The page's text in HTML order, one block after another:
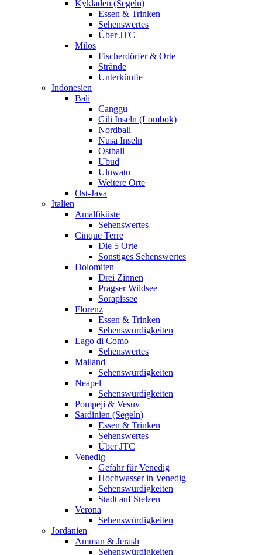
Kykladen (Segeln)
Essen & Trinken
Sehenswertes
Über JTC
Milos
Fischerdörfer & Orte
Strände
Unterkünfte
Indonesien
Bali
Canggu
Gili Inseln (Lombok)
Nordbali
Nusa Inseln
Ostbali
Ubud
Uluwatu
Weitere Orte
Ost-Java
Italien
Amalfiküste
Sehenswertes
Cinque Terre
Die 5 Orte
Sonstiges Sehenswertes
Dolomiten
Drei Zinnen
Pragser Wildsee
Sorapissee
Florenz
Essen & Trinken
Sehenswürdigkeiten
Lago di Como
Sehenswertes
Mailand
Sehenswürdigkeiten
Neapel
Sehenswürdigkeiten
Pompeji & Vesuv
Sardinien (Segeln)
Essen & Trinken
Sehenswertes
Über JTC
Venedig
Gefahr für Venedig
Hochwasser in Venedig
Sehenswürdigkeiten
Stadt auf Stelzen
Verona
Sehenswürdigkeiten
Jordanien
Amman & Jerash
Sehenswürdigkeiten